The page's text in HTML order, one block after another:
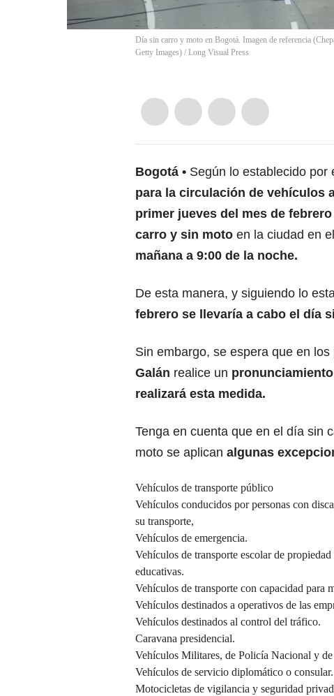
Día sin carro y moto en Bogotá. Imagen de referencia
Getty Images) / Long Visual Press
Bogotá Según lo establecido por
para la circulación de vehículos
primer jueves del mes de febrero
carro y sin moto en la ciudad en
mañana a 9:00 de la noche.
De esta manera, y siguiendo lo
febrero se llevaría a cabo el día
Sin embargo, se espera que en los
Galán realice un
realizará esta medida.
Tenga en cuenta que en el día sin
moto se aplican algunas
Vehículos de transporte público
Vehículos conducidos por personas con
su transporte,
Vehículos de emergencia.
Vehículos de transporte escolar de
educativas.
Vehículos de transporte con capacidad para
Vehículos destinados a operativos de las
Vehículos destinados al control del tráfico.
Caravana presidencial.
Vehículos Militares, de Policía Nacional y
Vehículos de servicio diplomático o consular.
Motocicletas de vigilancia y seguridad